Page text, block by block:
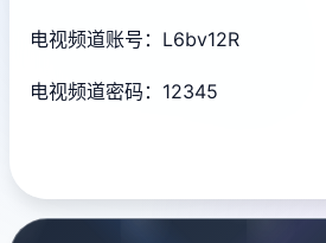
电视频道账号：L6bv12R
电视频道密码：12345